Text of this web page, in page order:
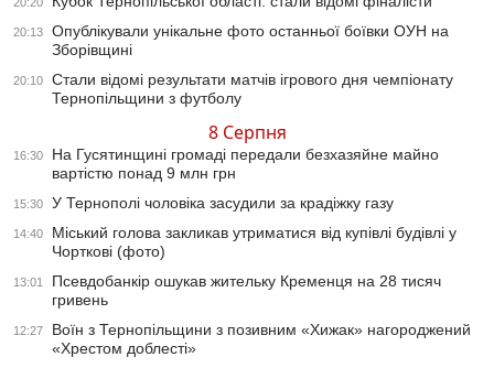
20:13
Опублікували унікальне фото останньої боївки ОУН на
Зборівщині
20:10
Стали відомі результати матчів ігрового дня чемпіонату
Тернопільщини з футболу
8 Серпня
16:30
На Гусятинщині громаді передали безхазяйне майно
вартістю понад 9 млн грн
15:30 У Тернополі чоловіка засудили за крадіжку газу
14:40
Міський голова закликав утриматися від купівлі будівлі у
Чорткові (фото)
13:01
Псевдобанкір ошукав жительку Кременця на 28 тисяч
гривень
12:27
Воїн з Тернопільщини з позивним «Хижак» нагороджений
«Хрестом доблесті»